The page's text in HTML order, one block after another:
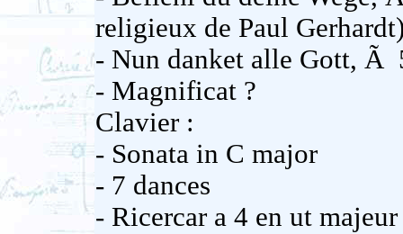
religieux de Paul
- Nun danket alle Gott, Ã
- Magnificat ?
Clavier :
- Sonata in C major
- 7 dances
- Ricercar a 4 en ut majeur